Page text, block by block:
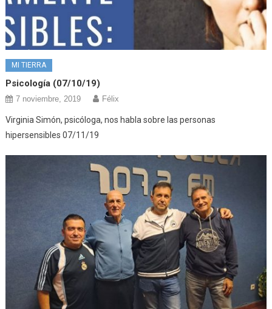
MI TIERRA
Psicología (07/10/19)
7 noviembre, 2019 Félix
Virginia Simón, psicóloga, nos habla sobre las personas
hipersensibles 07/11/19